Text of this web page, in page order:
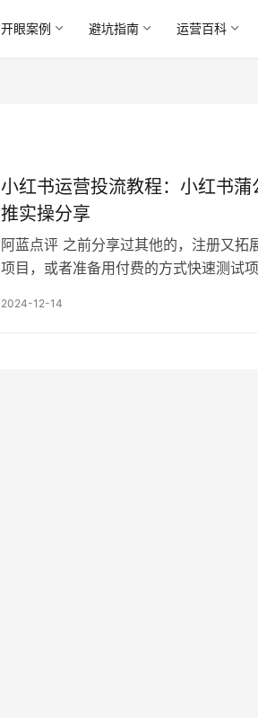
开眼案例 避坑指南 运营百科
小红书运营投流教程：小红书
推实操分享
阿蓝点评 之前分享过其他的，注册又拓
项目，或者准备用付费的方式快速测试
2024-12-14